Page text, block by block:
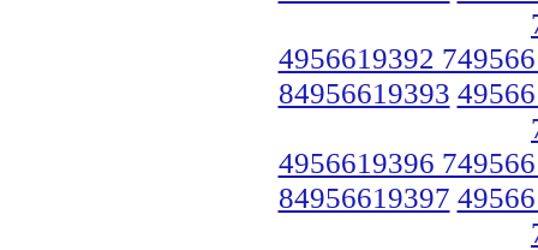
4956619392
84956619393
4956619396
84956619397